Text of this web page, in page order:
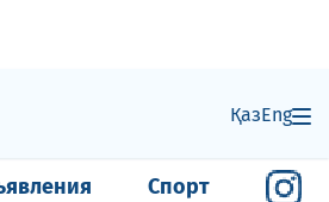
ҚазEng
Спорт